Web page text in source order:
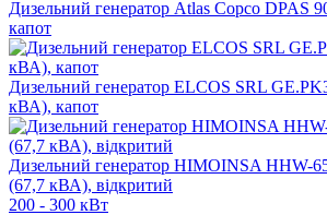
Дизельний генератор Atlas Copco DPAS
капот
Дизельний генератор ELCOS SRL
кВА), капот
Дизельний генератор HIMOINSA HHW-
(67,7 кВА), відкритий
200 - 300 кВт